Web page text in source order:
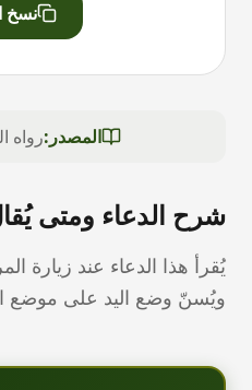
نسخ
المصدر:رواه
شرح الدعاء ومتى
يُقرأ هذا الدعاء عند زيارة
ويُسنّ وضع اليد على موضع